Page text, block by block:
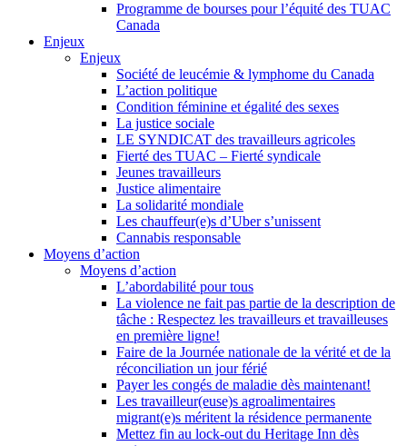
Programme de bourses pour l’équité des TUAC
Canada
Enjeux
Enjeux
Société de leucémie & lymphome du Canada
L’action politique
Condition féminine et égalité des sexes
La justice sociale
LE SYNDICAT des travailleurs agricoles
Fierté des TUAC – Fierté syndicale
Jeunes travailleurs
Justice alimentaire
La solidarité mondiale
Les chauffeur(e)s d’Uber s’unissent
Cannabis responsable
Moyens d’action
Moyens d’action
L’abordabilité pour tous
La violence ne fait pas partie de la description de
tâche : Respectez les travailleurs et travailleuses
en première ligne!
Faire de la Journée nationale de la vérité et de la
réconciliation un jour férié
Payer les congés de maladie dès maintenant!
Les travailleur(euse)s agroalimentaires
migrant(e)s méritent la résidence permanente
Mettez fin au lock-out du Heritage Inn dès